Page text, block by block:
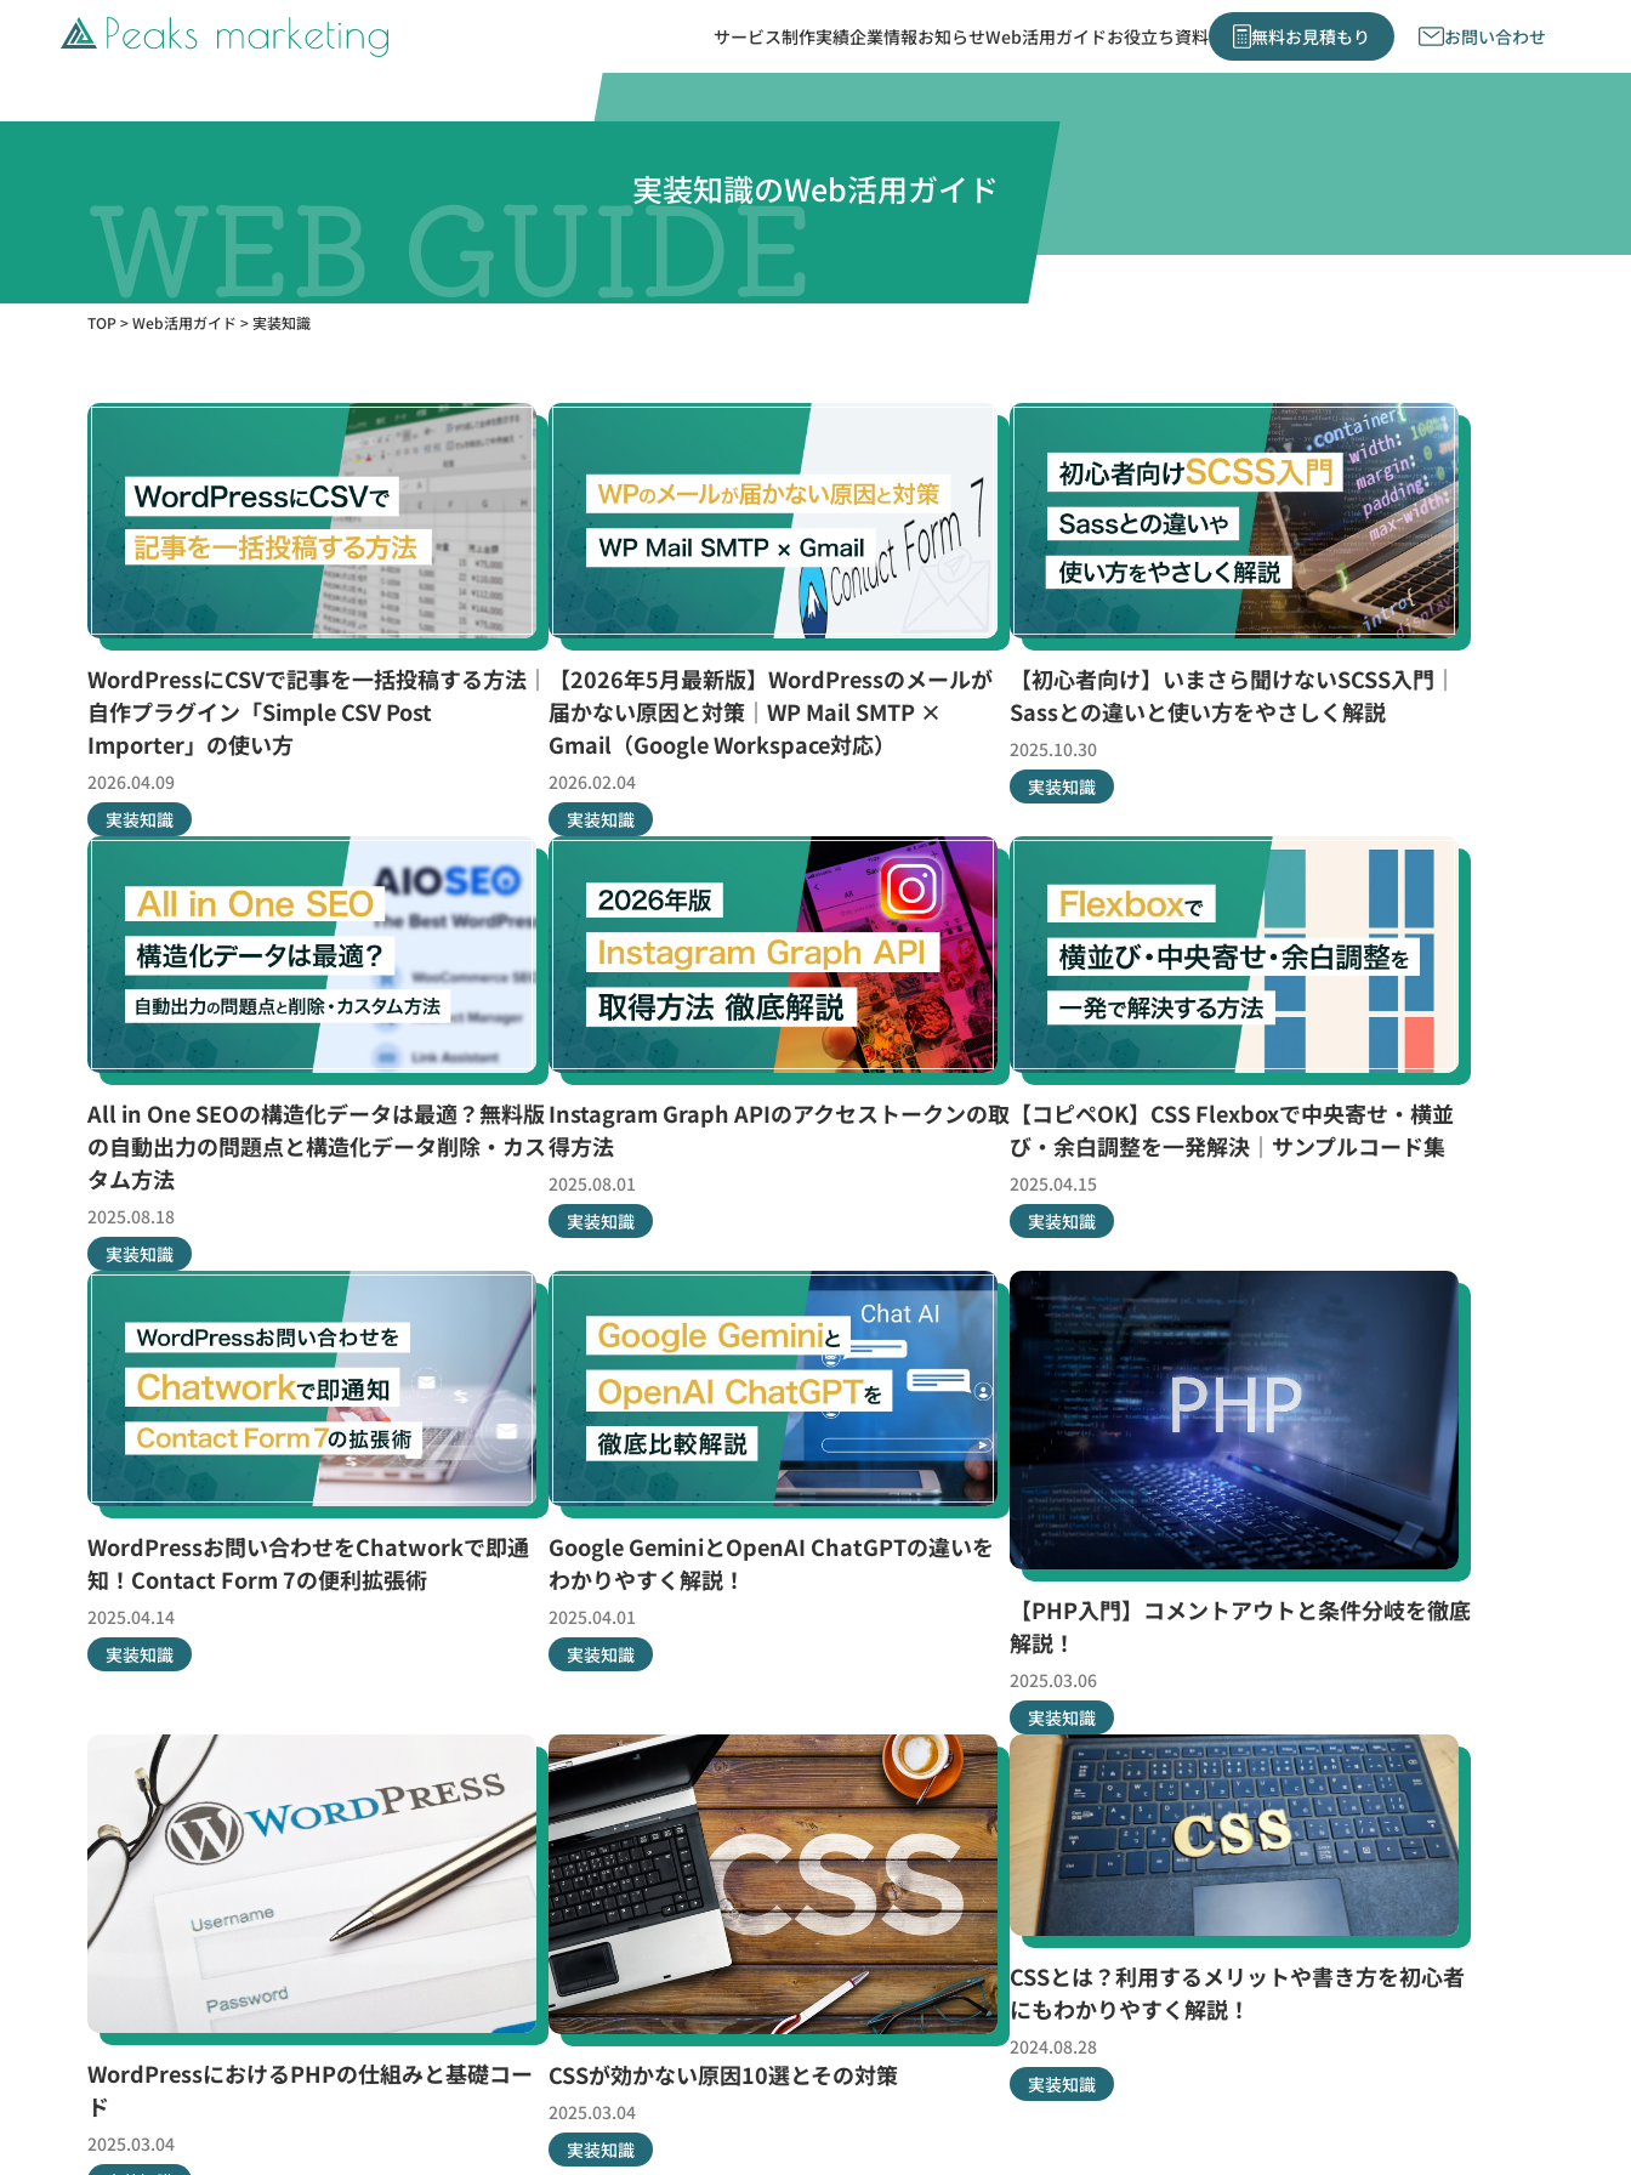
サービス制作実績企業情報お知らせWeb活用ガイドお役立ち資料 無料お見積もり お問い合わせ
実装知識のWeb活用ガイド
TOP>Web活用ガイド >実装知識
WordPressにCSVで記事を一括投稿する方法｜
自作プラグイン「Simple CSV Post
Importer」の使い方
2026.04.09
実装知識
【2026年5月最新版】WordPressのメールが
届かない原因と対策｜WP Mail SMTP ×
Gmail（Google Workspace対応）
2026.02.04
実装知識
【初心者向け】いまさら聞けないSCSS入門｜
Sassとの違いと使い方をやさしく解説
2025.10.30
実装知識
All in One SEOの構造化データは最適？無料版
の自動出力の問題点と構造化データ削除・カス
タム方法
2025.08.18
実装知識
Instagram Graph APIのアクセストークンの取
得方法
2025.08.01
実装知識
【コピペOK】CSS Flexboxで中央寄せ・横並
び・余白調整を一発解決｜サンプルコード集
2025.04.15
実装知識
WordPressお問い合わせをChatworkで即通
知！Contact Form 7の便利拡張術
2025.04.14
実装知識
Google GeminiとOpenAI ChatGPTの違いを
わかりやすく解説！
2025.04.01
実装知識
【PHP入門】コメントアウトと条件分岐を徹底
解説！
2025.03.06
実装知識
WordPressにおけるPHPの仕組みと基礎コー
ド
2025.03.04
CSSが効かない原因10選とその対策
2025.03.04
実装知識
CSSとは？利用するメリットや書き方を初心者
にもわかりやすく解説！
2024.08.28
実装知識